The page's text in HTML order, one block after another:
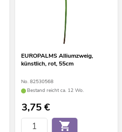
EUROPALMS Alliumzweig,
künstlich, rot, 55cm
No. 82530568
Bestand reicht ca. 12 Wo.
3,75€